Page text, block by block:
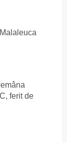
ferit de